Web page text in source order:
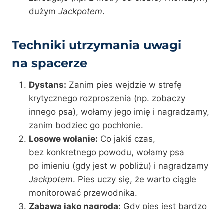
dużym Jackpotem.
Techniki utrzymania uwagi
na spacerze
Dystans: Zanim pies wejdzie w strefę
krytycznego rozproszenia (np. zobaczy
innego psa), wołamy jego imię i nagradzamy,
zanim bodziec go pochłonie.
Losowe wołanie: Co jakiś czas,
bez konkretnego powodu, wołamy psa
po imieniu (gdy jest w pobliżu) i nagradzamy
Jackpotem. Pies uczy się, że warto ciągle
monitorować przewodnika.
Zabawa jako nagroda: Gdy pies jest bardzo